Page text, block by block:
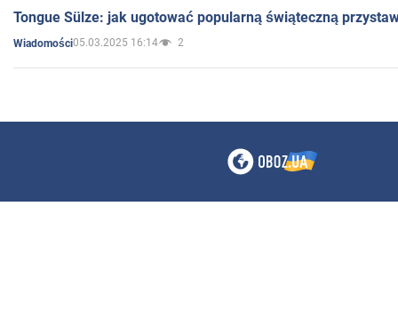
Tongue Sülze: jak ugotować popularną świąteczną
Wiadomości05.03.2025 16:14 2